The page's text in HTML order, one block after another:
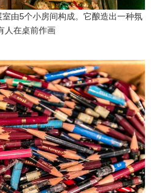
由5个小房间构成。它酿造出一种氛
人在桌前作画